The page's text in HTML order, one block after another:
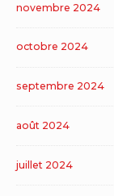
novembre 2024
octobre 2024
septembre 2024
août 2024
juillet 2024